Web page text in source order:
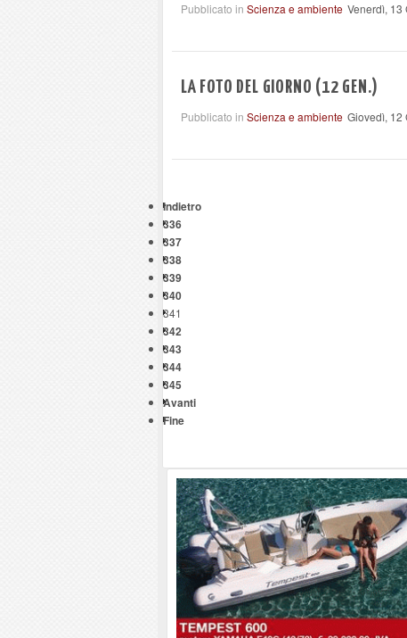
Pubblicato in Scienza e ambiente Venerdì, 13
LA FOTO DEL GIORNO (12 GEN.)
Pubblicato in Scienza e ambiente Giovedì, 12
Indietro
336
337
338
339
340
341
342
343
344
345
Avanti
Fine